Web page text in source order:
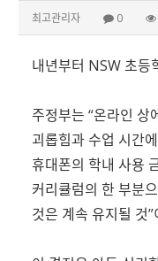
최고관리자 0
내년부터 NSW 초등
주정부는 “온라인
괴롭힘과 수업 시간
휴대폰의 학내 사용
커리큘럼의 한 부분
것은 계속 유지될 것